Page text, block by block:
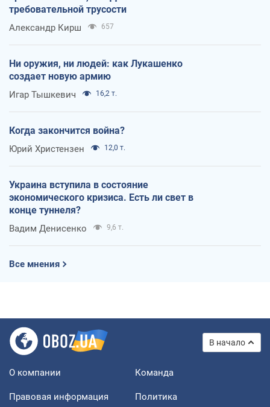
требовательной трусости
Александр Кирш 657
Ни оружия, ни людей: как Лукашенко
создает новую армию
Игар Тышкевич 16,2 т.
Когда закончится война?
Юрий Христензен 12,0 т.
Украина вступила в состояние
экономического кризиса. Есть ли свет в
конце туннеля?
Вадим Денисенко 9,6 т.
Все мнения
В начало
О компании Команда
Правовая информация
Политика